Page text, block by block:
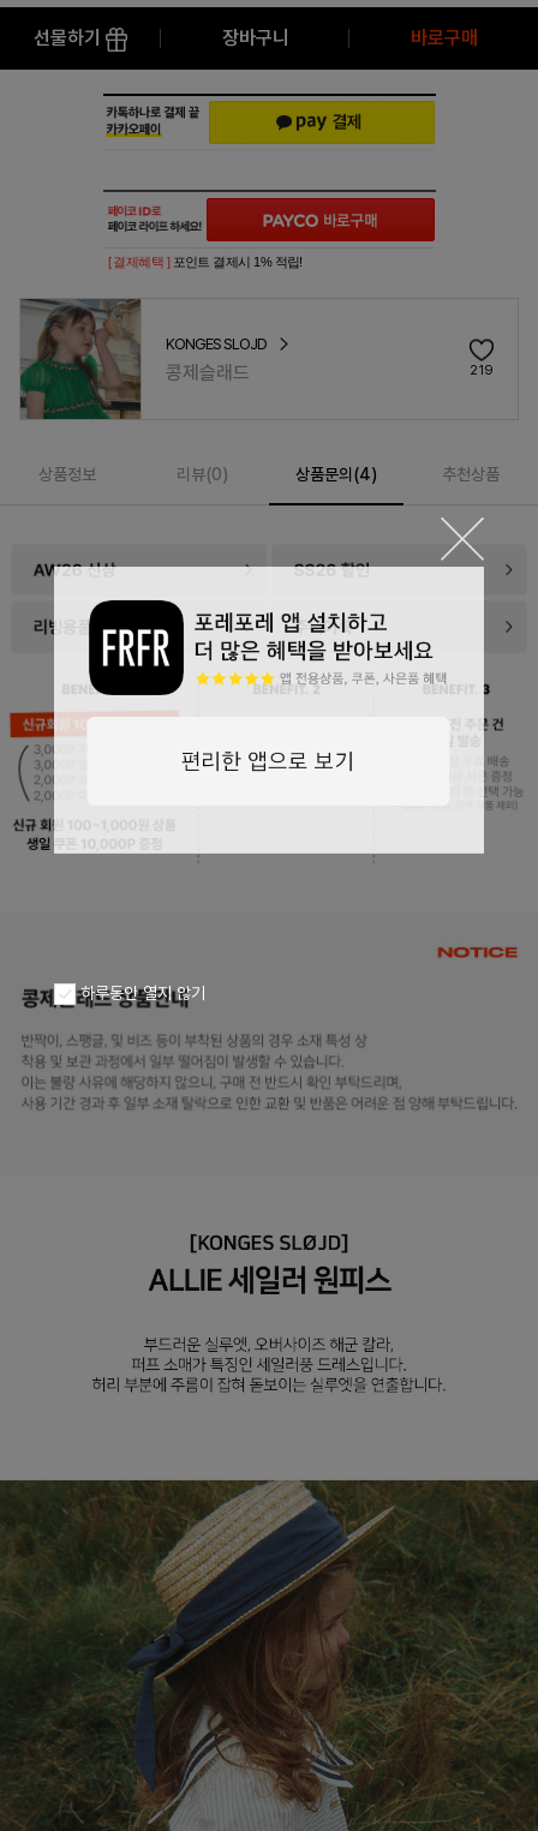
선물하기 장바구니 바로구매
[ 결제혜택 ] 포인트 결제시 1% 적립!
KONGES SLOJD
콩제슬래드 219
상품정보 리뷰(0) 상품문의(4) 추천상품
하루동안 열지 않기